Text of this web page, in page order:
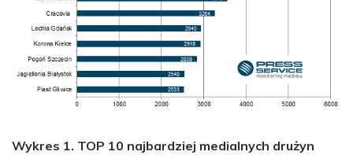
Wykres 1. TOP 10 najbardziej medialnych drużyn